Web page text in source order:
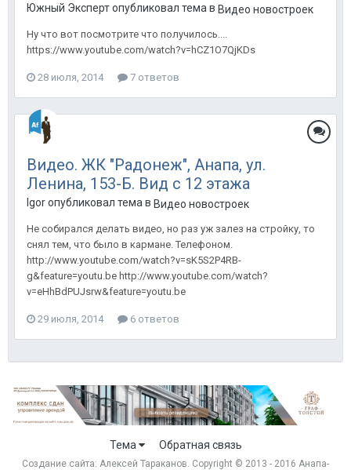
Южный Эксперт опубликовал тема в Видео новостроек
Ну что вот посмотрите что получилось....
https://www.youtube.com/watch?v=hCZ1O7QjKDs
28 июля, 2014 7 ответов
Видео. ЖК "Радонеж", Анапа, ул.
Ленина, 153-Б. Вид с 12 этажа
Igor опубликовал тема в Видео новостроек
Не собирался делать видео, но раз уж залез на стройку, то
снял тем, что было в кармане. Телефоном.
http://www.youtube.com/watch?v=sK5S2P4RB-
g&feature=youtu.be http://www.youtube.com/watch?
v=eHhBdPUJsrw&feature=youtu.be
29 июля, 2014 6 ответов
Тема Обратная связь
Создание сайта: Алексей Тараканов . Copyright © 2013 - 2016 Анапа-